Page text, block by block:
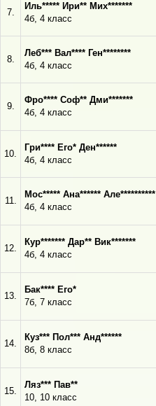
7.
Иль***** Ири** Мих*******
4б, 4 класс
8.
Леб*** Вал**** Ген********
4б, 4 класс
9.
Фро**** Соф** Дми*******
4б, 4 класс
10.
Гри**** Его* Ден******
4б, 4 класс
11.
Мос***** Ана****** Але**********
4б, 4 класс
12.
Кур******* Дар** Вик*******
4б, 4 класс
13.
Бак**** Его*
7б, 7 класс
14.
Куз*** Пол*** Анд******
8б, 8 класс
15.
Ляз*** Пав**
10, 10 класс